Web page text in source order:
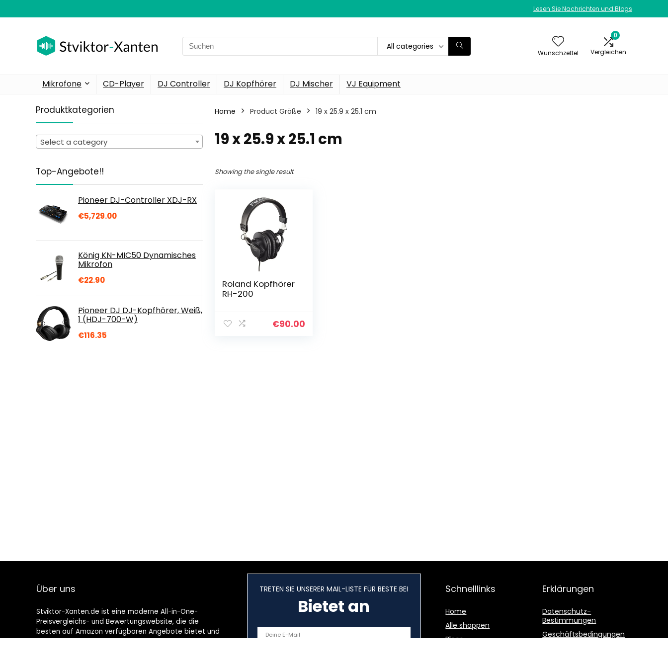
Lesen Sie Nachrichten und Blogs
Search
for:
All categories
Wunschzettel
0
Vergleichen
Mikrofone CD-Player DJ Controller DJ Kopfhörer DJ Mischer VJ Equipment
Produktkategorien
Select a category
Top-Angebote!!
Pioneer DJ-Controller XDJ-RX
€5,729.00
König KN-MIC50 Dynamisches
Mikrofon
€22.90
Pioneer DJ DJ-Kopfhörer, Weiß,
1 (HDJ-700-W)
€116.35
Home Product Größe ‎19 x 25.9 x 25.1 cm
‎19 x 25.9 x 25.1 cm
Showing the single result
Roland Kopfhörer
RH-200
€90.00
Über uns
Stviktor-Xanten.de ist eine moderne All-in-One-
Preisvergleichs- und Bewertungswebsite, die die
besten auf Amazon verfügbaren Angebote bietet und
Sie durch die neuesten hinzugefügten Blogs auf dem
TRETEN SIE UNSERER MAIL-LISTE FÜR BESTE BEI
Bietet an
Schnelllinks
Home
Alle shoppen
Blogs
Erklärungen
Datenschutz-
Bestimmungen
Geschäftsbedingungen